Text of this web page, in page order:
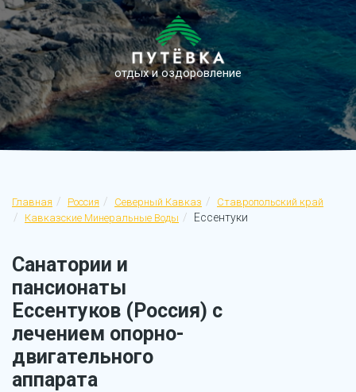
отдых и оздоровление
Главная Россия Северный Кавказ
Ставропольский край
Кавказские Минеральные Воды
Ессентуки
Санатории и
пансионаты
Ессентуков (Россия) с
лечением опорно-
двигательного
аппарата